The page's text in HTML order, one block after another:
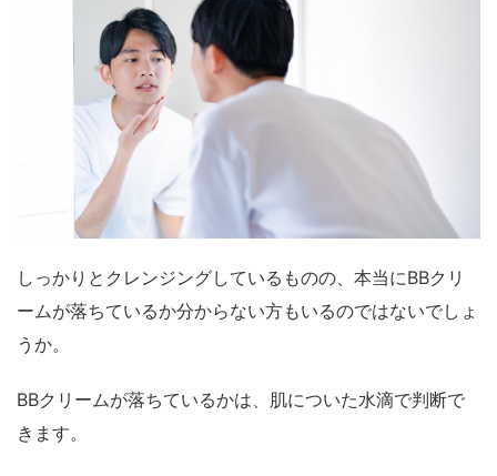
しっかりとクレンジングしているものの、本当にBBクリ
ームが落ちているか分からない方もいるのではないでしょ
うか。
BBクリームが落ちているかは、肌についた水滴で判断で
きます。